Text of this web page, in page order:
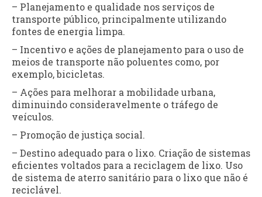
– Planejamento e qualidade nos serviços de
transporte público, principalmente utilizando
fontes de energia limpa.
– Incentivo e ações de planejamento para o uso de
meios de transporte não poluentes como, por
exemplo, bicicletas.
– Ações para melhorar a mobilidade urbana,
diminuindo consideravelmente o tráfego de
veículos.
– Promoção de justiça social.
– Destino adequado para o lixo. Criação de sistemas
eficientes voltados para a reciclagem de lixo. Uso
de sistema de aterro sanitário para o lixo que não é
reciclável.